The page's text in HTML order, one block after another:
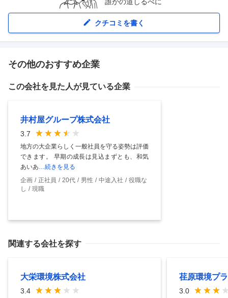
クチコミを書く
その他のおすすめ企業
この会社を見た人が見ている企業
井村屋グループ株式会社
3.7
地方の大企業らしく一般社員を守る姿勢は評価
できます。 早期の成長は見込まずとも、和気
あいあ …続きを見る
企画
正社員 20代 男性 中途入社
役職な
し
現職
関連する会社を探す
大栄環境株式会社
3.4
荏原環境プ
3.0